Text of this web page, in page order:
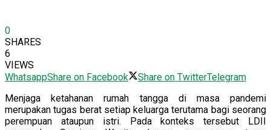
0
SHARES
6
VIEWS
WhatsappShare on Facebook Share on TwitterTelegram
Menjaga ketahanan rumah tangga di masa pandemi
merupakan tugas berat setiap keluarga terutama bagi seorang
perempuan ataupun istri. Pada konteks tersebut LDII